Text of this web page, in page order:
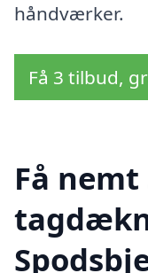
håndværker.
Få 3 tilbud,
Få